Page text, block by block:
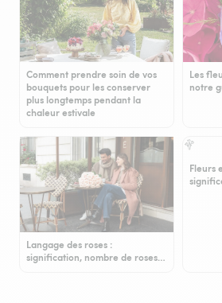
Comment prendre soin de vos
bouquets pour les conserver
plus longtemps pendant la
chaleur estivale
Les
notre
Langage des roses :
signification, nombre de roses…
Fleurs